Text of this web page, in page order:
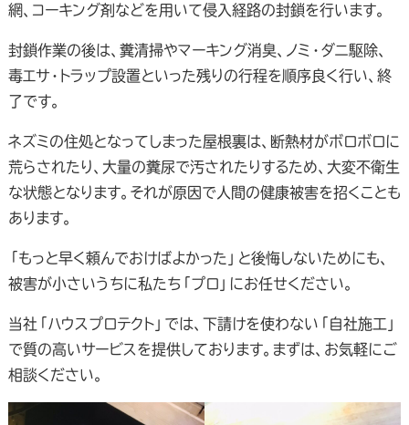
網、コーキング剤などを用いて侵入経路の封鎖を行います。
封鎖作業の後は、糞清掃やマーキング消臭、ノミ・ダニ駆除、
毒エサ・トラップ設置といった残りの行程を順序良く行い、終
了です。
ネズミの住処となってしまった屋根裏は、断熱材がボロボロに
荒らされたり、大量の糞尿で汚されたりするため、大変不衛生
な状態となります。それが原因で人間の健康被害を招くことも
あります。
「もっと早く頼んでおけばよかった」と後悔しないためにも、
被害が小さいうちに私たち「プロ」にお任せください。
当社「ハウスプロテクト」では、下請けを使わない「自社施工」
で質の高いサービスを提供しております。まずは、お気軽にご
相談ください。